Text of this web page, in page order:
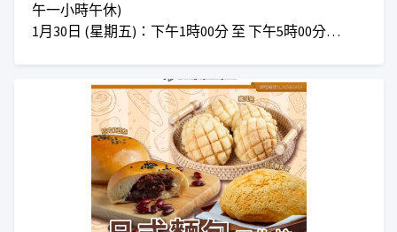
午一小時午休)
1月30日 (星期五)：下午1時00分 至 下午5時00分
對象：任何有興趣人士
收費：正價$920 I 會員優惠價$840
***仁愛堂員工可享額外優惠***
***上課時間會因應實際情況而增加或減少***